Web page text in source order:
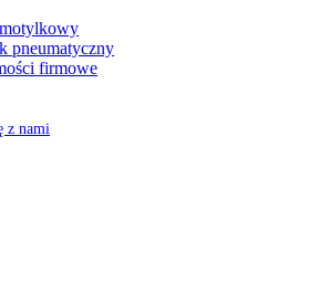
pneumatyczny
firmowe
z nami